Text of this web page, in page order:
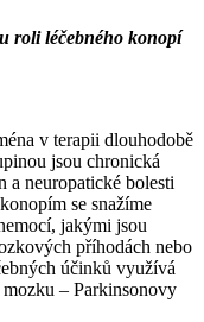
roli léčebného konopí
v terapii dlouhodobě
jsou chronická
a neuropatické bolesti
se snažíme
jakými jsou
příhodách nebo
účinků využívá
–⁠ Parkinsonovy